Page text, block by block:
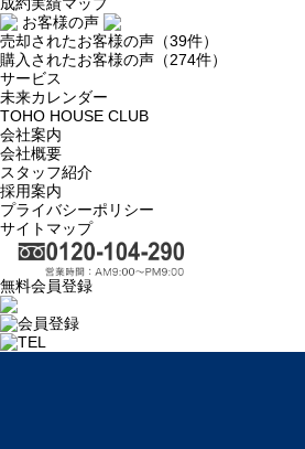
お客様の声
売却されたお客様の声（39件）
購入されたお客様の声（274件）
サービス
未来カレンダー
TOHO HOUSE CLUB
会社案内
会社概要
スタッフ紹介
採用案内
プライバシーポリシー
サイトマップ
無料会員登録